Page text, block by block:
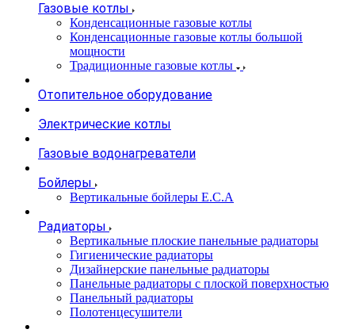
Газовые котлы
Конденсационные газовые котлы
Конденсационные газовые котлы большой
мощности
Традиционные газовые котлы
Отопительное оборудование
Электрические котлы
Газовые водонагреватели
Бойлеры
Вертикальные бойлеры E.C.A
Радиаторы
Вертикальные плоские панельные радиаторы
Гигиенические радиаторы
Дизайнерские панельные радиаторы
Панельные радиаторы с плоской поверхностью
Панельный радиаторы
Полотенцесушители